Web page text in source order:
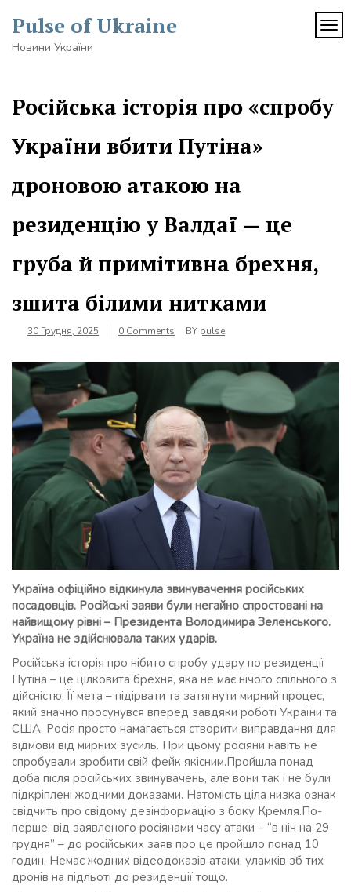
content
Pulse of Ukraine
Новини України
Російська історія про «спробу
України вбити Путіна»
дроновою атакою на
резиденцію у Валдаї — це
груба й примітивна брехня,
зшита білими нитками
30 Грудня, 2025 0 Comments BY pulse
Україна офіційно відкинула звинувачення російських
посадовців. Російські заяви були негайно спростовані на
найвищому рівні – Президента Володимира Зеленського.
Україна не здійснювала таких ударів.
Російська історія про нібито спробу удару по резиденції
Путіна – це цілковита брехня, яка не має нічого спільного з
дійсністю. Її мета – підірвати та затягнути мирний процес,
який значно просунувся вперед завдяки роботі України та
США. Росія просто намагається створити виправдання для
відмови від мирних зусиль. При цьому росіяни навіть не
спробували зробити свій фейк якісним.Пройшла понад
доба після російських звинувачень, але вони так і не були
підкріплені жодними доказами. Натомість ціла низка ознак
свідчить про свідому дезінформацію з боку Кремля.По-
перше, від заявленого росіянами часу атаки – “в ніч на 29
грудня” – до російських заяв про це пройшло понад 10
годин. Немає жодних відеодоказів атаки, уламків зб тих
дронів на підльоті до резиденції тощо.